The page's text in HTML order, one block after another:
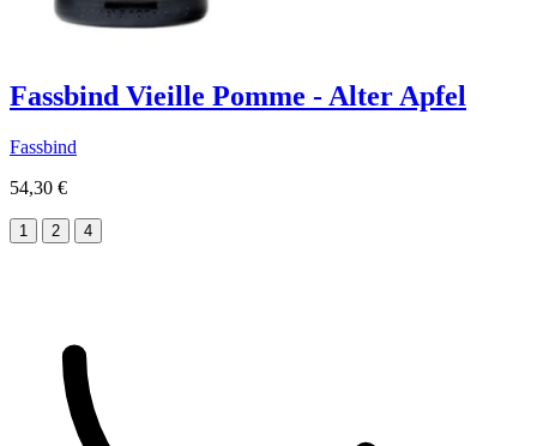
Fassbind Vieille Pomme - Alter Apfel
Fassbind
54,30 €
1 2 4